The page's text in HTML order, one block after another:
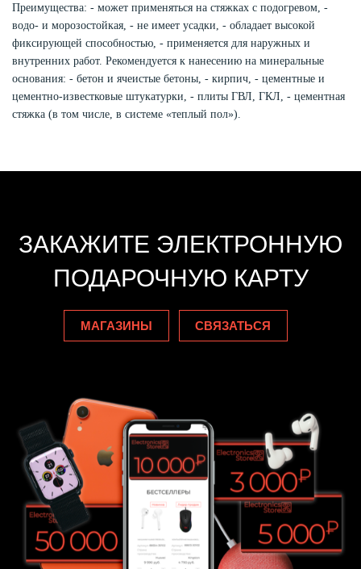
Преимущества: - может применяться на стяжках с подогревом, -
водо- и морозостойкая, - не имеет усадки, - обладает высокой
фиксирующей способностью, - применяется для наружных и
внутренних работ. Рекомендуется к нанесению на минеральные
основания: - бетон и ячеистые бетоны, - кирпич, - цементные и
цементно-известковые штукатурки, - плиты ГВЛ, ГКЛ, - цементная
стяжка (в том числе, в системе «теплый пол»).
ЗАКАЖИТЕ ЭЛЕКТРОННУЮ
ПОДАРОЧНУЮ КАРТУ
МАГАЗИНЫ СВЯЗАТЬСЯ